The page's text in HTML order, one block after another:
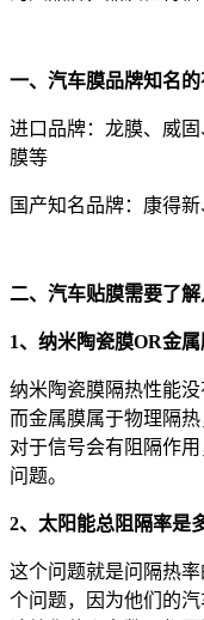
一、汽车膜品牌知名
进口品牌：龙膜、威
膜等
国产知名品牌：康得
二、汽车贴膜需要了
1、纳米陶瓷膜OR金属
纳米陶瓷膜隔热性能
而金属膜属于物理隔
对于信号会有阻隔作
问题。
2、太阳能总阻隔率是
这个问题就是问隔热
个问题，因为他们的